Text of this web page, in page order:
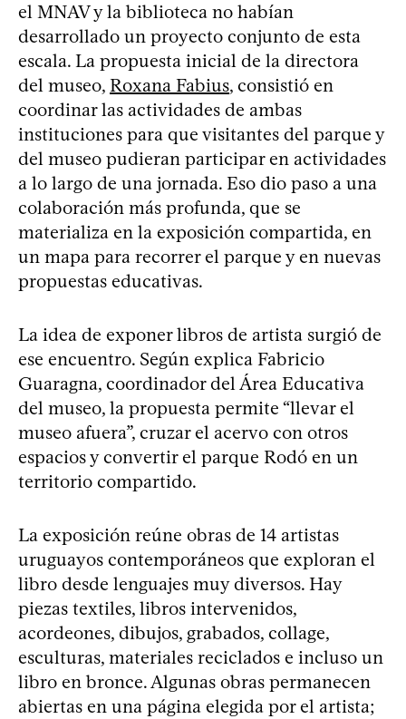
el MNAV y la biblioteca no habían
desarrollado un proyecto conjunto de esta
escala. La propuesta inicial de la directora
del museo, Roxana Fabius, consistió en
coordinar las actividades de ambas
instituciones para que visitantes del parque y
del museo pudieran participar en actividades
a lo largo de una jornada. Eso dio paso a una
colaboración más profunda, que se
materializa en la exposición compartida, en
un mapa para recorrer el parque y en nuevas
propuestas educativas.
La idea de exponer libros de artista surgió de
ese encuentro. Según explica Fabricio
Guaragna, coordinador del Área Educativa
del museo, la propuesta permite “llevar el
museo afuera”, cruzar el acervo con otros
espacios y convertir el parque Rodó en un
territorio compartido.
La exposición reúne obras de 14 artistas
uruguayos contemporáneos que exploran el
libro desde lenguajes muy diversos. Hay
piezas textiles, libros intervenidos,
acordeones, dibujos, grabados, collage,
esculturas, materiales reciclados e incluso un
libro en bronce. Algunas obras permanecen
abiertas en una página elegida por el artista;